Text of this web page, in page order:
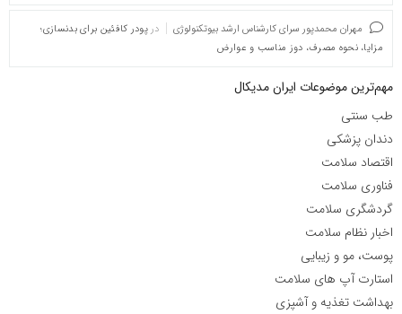
مهران محمدپور سرای کارشناس ارشد بیوتکنولوژی درپودر کافئین برای بدنسازی؛
مزایا، نحوه مصرف، دوز مناسب و عوارض
مهم‌ترین موضوعات ایران مدیکال
طب سنتی
دندان پزشکی
اقتصاد سلامت
فناوری سلامت
گردشگری سلامت
اخبار نظام سلامت
پوست، مو و زیبایی
استارت آپ های سلامت
بهداشت تغذیه و آشپزی